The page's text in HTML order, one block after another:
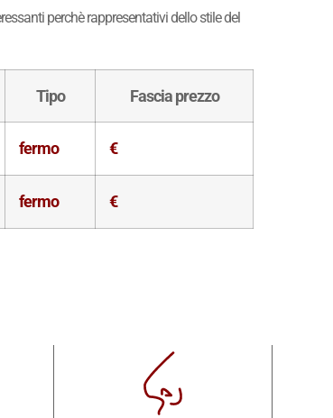
perchè rappresentativi dello stile del
Tipo Fascia prezzo
fermo €
fermo €